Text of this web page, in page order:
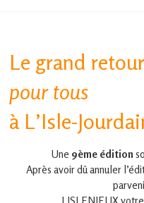
ludothèque
de
L'Isle
Jourdain
Jouons
Le grand
pour tous
à L’Isle-
Une 9ème édition
Après avoir dû annuler
LISLENJEUX